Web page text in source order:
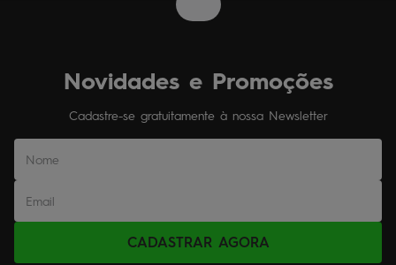
Novidades e Promoções
Cadastre-se gratuitamente à nossa Newsletter
CADASTRAR AGORA